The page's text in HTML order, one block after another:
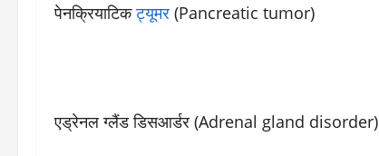
पेनक्रियाटिकट्यूमर (Pancreatic tumor)
एड्रेनल ग्लैंड डिसआर्डर (Adrenal gland disorder)